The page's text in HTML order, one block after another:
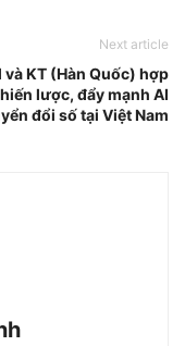
Next article
và KT (Hàn Quốc) hợp
lược, đẩy mạnh AI
đổi số tại Việt Nam